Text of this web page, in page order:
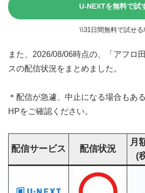
U-NEXTを無料で試
\\31日間無料で試せる
また、2026/08/06時点の、「アフロ
スの配信状況をまとめました。
＊配信が急遽、中止になる場合もあ
HPをご確認ください。
配信サービス 配信状況
月
(